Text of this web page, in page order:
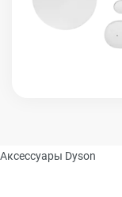
Аксессуары Dyson